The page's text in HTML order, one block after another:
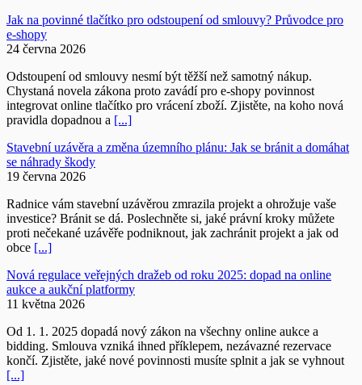
Jak na povinné tlačítko pro odstoupení od smlouvy? Průvodce pro
e-shopy
24 června 2026
Odstoupení od smlouvy nesmí být těžší než samotný nákup.
Chystaná novela zákona proto zavádí pro e-shopy povinnost
integrovat online tlačítko pro vrácení zboží. Zjistěte, na koho nová
pravidla dopadnou a [...]
Stavební uzávěra a změna územního plánu: Jak se bránit a domáhat
se náhrady škody
19 června 2026
Radnice vám stavební uzávěrou zmrazila projekt a ohrožuje vaše
investice? Bránit se dá. Poslechněte si, jaké právní kroky můžete
proti nečekané uzávěře podniknout, jak zachránit projekt a jak od
obce [...]
Nová regulace veřejných dražeb od roku 2025: dopad na online
aukce a aukční platformy
11 května 2026
Od 1. 1. 2025 dopadá nový zákon na všechny online aukce a
bidding. Smlouva vzniká ihned příklepem, nezávazné rezervace
končí. Zjistěte, jaké nové povinnosti musíte splnit a jak se vyhnout
[...]